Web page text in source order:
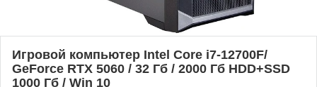
Игровой компьютер Intel Core i7-12700F/
GeForce RTX 5060 / 32 Гб / 2000 Гб HDD+SSD
1000 Гб / Win 10